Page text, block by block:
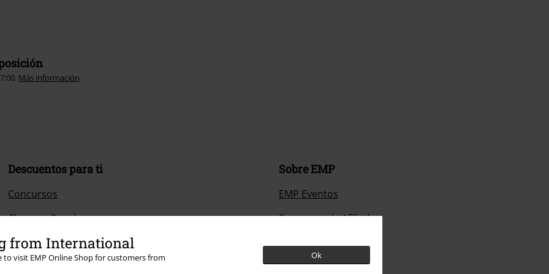
from International
to visit EMP Online Shop for customers from
Ok
Más información
Descuentos para ti
Concursos
Cheques Regalo
Descuento para estudiantes
Sobre EMP
EMP Eventos
Programa de Afiliados
Sostenibilidad